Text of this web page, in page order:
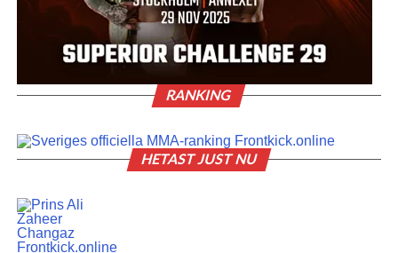
RANKING
HETAST JUST NU